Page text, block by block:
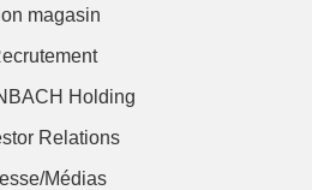
magasin
Holding
Relations
Médias